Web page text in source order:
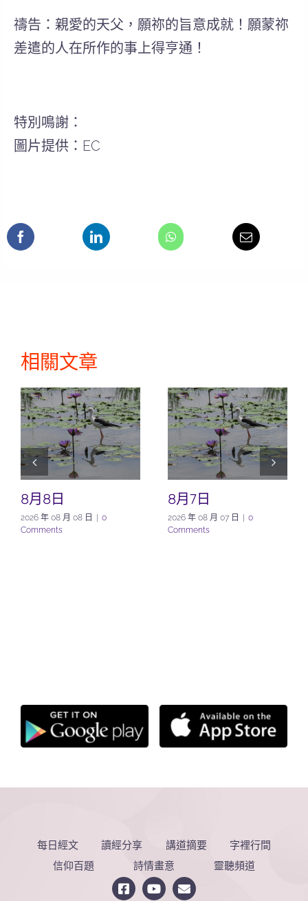
禱告：親愛的天父，願祢的旨意成就！願蒙祢
差遣的人在所作的事上得亨通！
特別鳴謝：
圖片提供：EC
相關文章
8月8日
2026 年 08 月 08 日 | 0
Comments
8月7日
2026 年 08 月 07 日 | 0
Comments
每日經文 讀經分享 講道摘要
字裡行間
信仰百題
詩情畫意 靈聽頻道